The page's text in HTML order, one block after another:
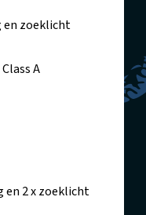
zoeklicht
A
en 2 x zoeklicht